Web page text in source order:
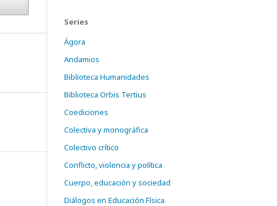
Series
Ágora
Andamios
Biblioteca Humanidades
Biblioteca Orbis Tertius
Coediciones
Colectiva y monográfica
Colectivo crítico
Conflicto, violencia y política
Cuerpo, educación y sociedad
Diálogos en Educación Física